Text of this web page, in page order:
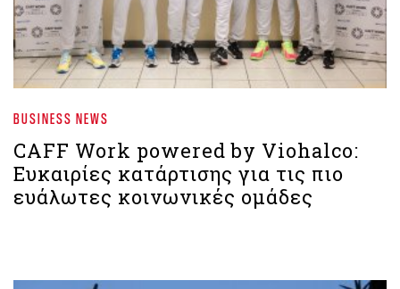
BUSINESS NEWS
CAFF Work powered by Viohalco:
Ευκαιρίες κατάρτισης για τις πιο
ευάλωτες κοινωνικές ομάδες